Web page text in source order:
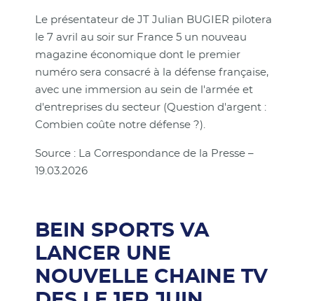
Le présentateur de JT Julian BUGIER pilotera
le 7 avril au soir sur France 5 un nouveau
magazine économique dont le premier
numéro sera consacré à la défense française,
avec une immersion au sein de l'armée et
d'entreprises du secteur (Question d'argent :
Combien coûte notre défense ?).
Source : La Correspondance de la Presse –
19.03.2026
BEIN SPORTS VA
LANCER UNE
NOUVELLE CHAINE TV